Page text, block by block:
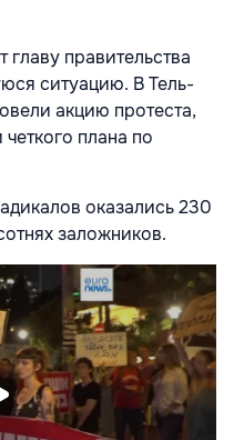
правительства
ситуацию. В Тель-
акцию протеста,
плана по
оказались 230
заложников.